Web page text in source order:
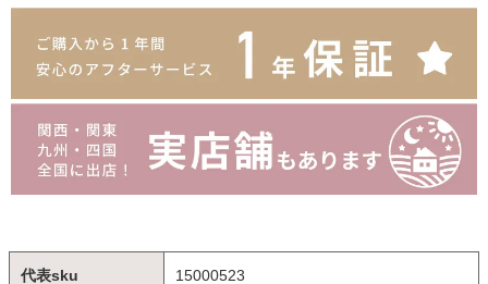
代表sku 15000523